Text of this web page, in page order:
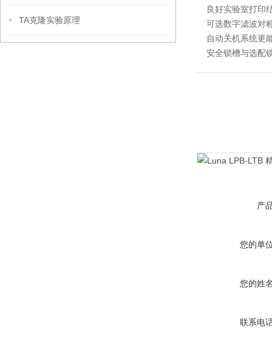
TA克隆实验原理
良好实验室打印
可选数字滤波对
自动关机系统更
安全锁槽与选配
产
您的单
您的姓
联系电